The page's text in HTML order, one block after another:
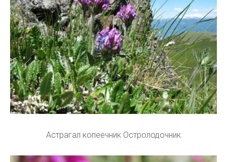
Астрагал копеечник Остролодочник